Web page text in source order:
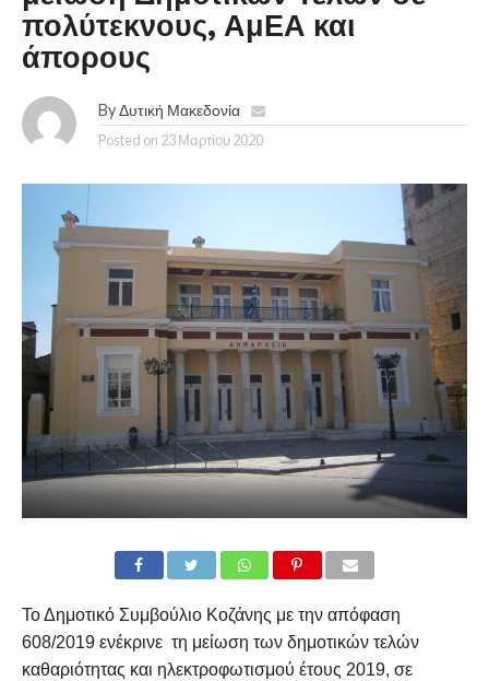
πολύτεκνους, ΑμΕΑ και
άπορους
By Δυτική Μακεδονία
Posted on 23 Μαρτίου 2020
Το Δημοτικό Συμβούλιο Κοζάνης με την απόφαση
608/2019 ενέκρινε τη μείωση των δημοτικών τελών
καθαριότητας και ηλεκτροφωτισμού έτους 2019, σε